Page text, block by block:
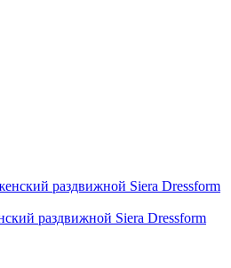
раздвижной Siera Dressform